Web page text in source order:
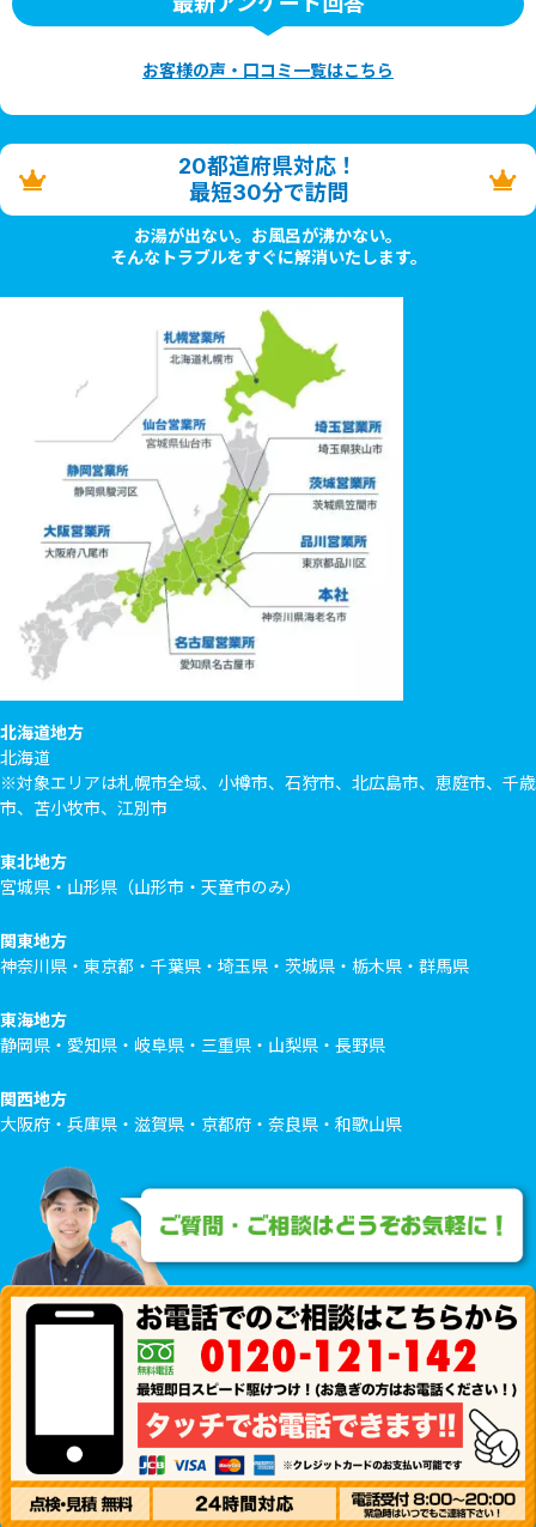
お客様の声・口コミ一覧はこちら
20都道府県対応！
最短30分で訪問
お湯が出ない。お風呂が沸かない。
そんなトラブルをすぐに解消いたします。
北海道地方
北海道
※対象エリアは札幌市全域、小樽市、石狩市、北広島市、恵庭市、千歳
市、苫小牧市、江別市
東北地方
宮城県・山形県（山形市・天童市のみ）
関東地方
神奈川県・東京都・千葉県・埼玉県・茨城県・栃木県・群馬県
東海地方
静岡県・愛知県・岐阜県・三重県・山梨県・長野県
関西地方
大阪府・兵庫県・滋賀県・京都府・奈良県・和歌山県